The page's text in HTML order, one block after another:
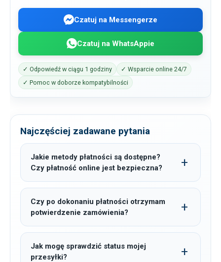
Czatuj na Messengerze
Czatuj na WhatsAppie
✓ Odpowiedź w ciągu 1 godziny
✓ Wsparcie online 24/7
✓ Pomoc w doborze kompatybilności
Najczęściej zadawane pytania
Jakie metody płatności są dostępne?
Czy płatność online jest bezpieczna?
Czy po dokonaniu płatności otrzymam
potwierdzenie zamówienia?
Jak mogę sprawdzić status mojej
przesyłki?